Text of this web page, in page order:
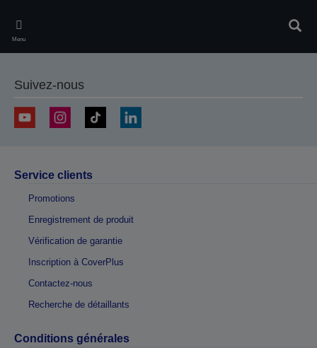
main
content
Menu
Suivez-nous
Service clients
Promotions
Enregistrement de produit
Vérification de garantie
Inscription à CoverPlus
Contactez-nous
Recherche de détaillants
Conditions générales